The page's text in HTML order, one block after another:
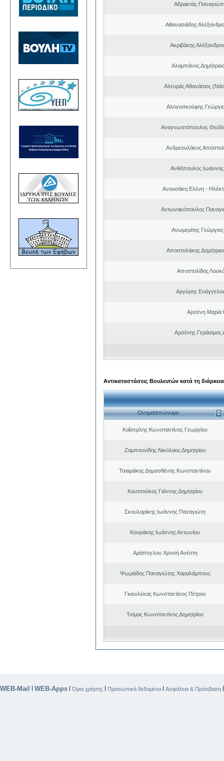
Αδρακτάς
Αθανασιάδης
Ακριβάκης
Αλαμπάνος
Αλευράς Αθανάσιος
Αλογοσκούφης
Αναγνωστόπουλος
Ανδρεουλάκος
Ανθόπουλος Ιωάννης
Ανουσάκη Ελένη -
Αντωνακόπουλος
Ανωμερίτης
Αποστολάκης
Αποστολίδης
Αργύρης
Αρσένη Μαρία
Αρσένης Γεράσιμος
Αντικαταστάσεις Βουλευτών κατά τη
Ονοματεπώνυμο
Καΐσερλης Κωνσταντίνος Γεωργίου
Ζαμπουνίδης Νικόλαος Δημητρίου
Τσιαμάκης Δημοσθένης Κωνσταντίνου
Κουτσούκος Γιάννης Δημητρίου
Σκουλαρίκης Ιωάννης Παναγιώτη
Κουράκης Ιωάννης Αντωνίου
Αράπογλου Χρυσή Ανέστη
Ψωμιάδης Παναγιώτης Χαραλάμπους
Γκιουλέκας Κωνσταντίνος Πέτρου
Τσίμας Κωνσταντίνος Δημητρίου
WEB-Mail | WEB-Apps |Όροι χρήσης | Προσωπικά δεδομένα | Ασφάλεια & Πρόσβαση